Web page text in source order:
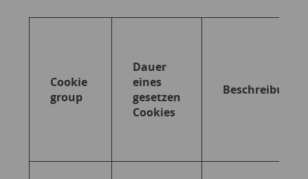
Cookie
group
Dauer
eines
gesetzen
Cookies
Beschreibung